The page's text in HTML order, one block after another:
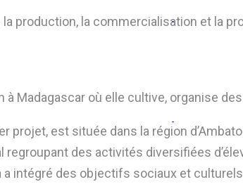
production, la commercialisation et la
à Madagascar où elle cultive, organise
projet, est située dans la région
regroupant des activités diversifiées
intégré des objectifs sociaux et